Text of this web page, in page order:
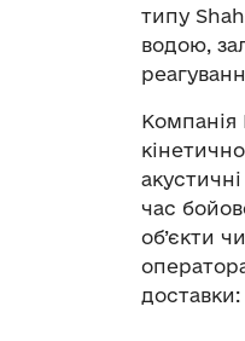
типу
водою,
Компанія
час
об’єкти